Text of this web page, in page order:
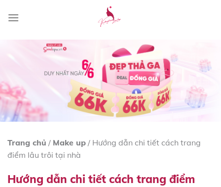
Trang chủ / Make up / Hướng dẫn chi tiết cách trang
điểm lâu trôi tại nhà
Hướng dẫn chi tiết cách trang điểm